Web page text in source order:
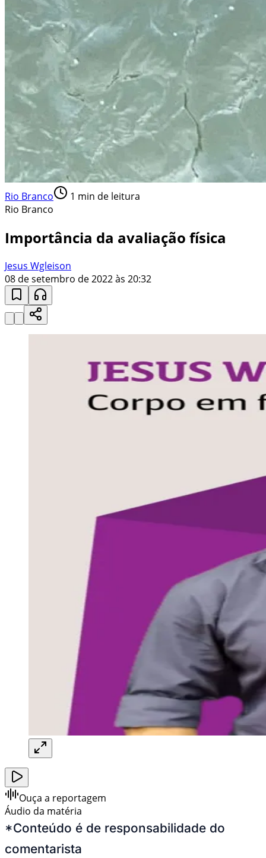
Rio Branco 1 min de leitura
Rio Branco
Importância da avaliação física
Jesus Wgleison
08 de setembro de 2022 às 20:32
Ouça a reportagem
Áudio da matéria
*Conteúdo é de responsabilidade do
comentarista